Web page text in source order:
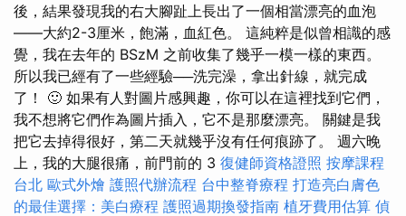
後，結果發現我的右大腳趾上長出了一個相當漂亮的血泡
——大約2-3厘米，飽滿，血紅色。 這純粹是似曾相識的感
覺，我在去年的 BSzM 之前收集了幾乎一模一樣的東西。
所以我已經有了一些經驗──洗完澡，拿出針線，就完成
了！ 🙂 如果有人對圖片感興趣，你可以在這裡找到它們，
我不想將它們作為圖片插入，它不是那麼漂亮。 關鍵是我
把它去掉得很好，第二天就幾乎沒有任何痕跡了。 週六晚
上，我的大腿很痛，前門前的 3 復健師資格證照 按摩課程
台北 歐式外燴 護照代辦流程 台中整脊療程 打造亮白膚色
的最佳選擇：美白療程 護照過期換發指南 植牙費用估算 偵